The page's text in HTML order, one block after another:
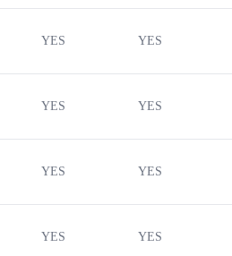
YES YES
YES YES
YES YES
YES YES